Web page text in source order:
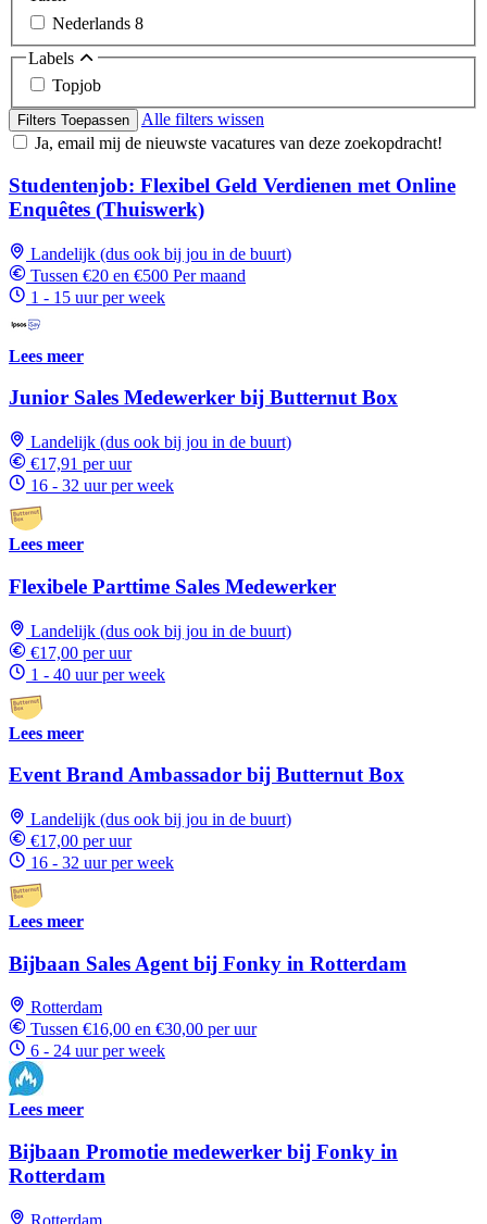
Nederlands 8
Labels
Topjob
Filters Toepassen
Alle filters wissen
Ja, email mij de nieuwste vacatures van deze zoekopdracht!
Studentenjob: Flexibel Geld Verdienen met Online
Enquêtes (Thuiswerk)
Landelijk (dus ook bij jou in de buurt)
Tussen €20 en €500 Per maand
1 - 15 uur per week
Lees meer
Junior Sales Medewerker bij Butternut Box
Landelijk (dus ook bij jou in de buurt)
€17,91 per uur
16 - 32 uur per week
Lees meer
Flexibele Parttime Sales Medewerker
Landelijk (dus ook bij jou in de buurt)
€17,00 per uur
1 - 40 uur per week
Lees meer
Event Brand Ambassador bij Butternut Box
Landelijk (dus ook bij jou in de buurt)
€17,00 per uur
16 - 32 uur per week
Lees meer
Bijbaan Sales Agent bij Fonky in Rotterdam
Rotterdam
Tussen €16,00 en €30,00 per uur
6 - 24 uur per week
Lees meer
Bijbaan Promotie medewerker bij Fonky in
Rotterdam
Rotterdam